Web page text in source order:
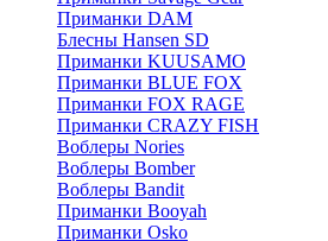
Приманки DAM
Блесны Hansen SD
Приманки KUUSAMO
Приманки BLUE FOX
Приманки FOX RAGE
Приманки CRAZY FISH
Воблеры Nories
Воблеры Bomber
Воблеры Bandit
Приманки Booyah
Приманки Osko